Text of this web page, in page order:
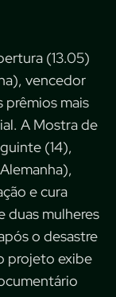
(13.05)
vencedor
prêmios mais
A Mostra de
(14),
e cura
duas mulheres
o desastre
projeto exibe